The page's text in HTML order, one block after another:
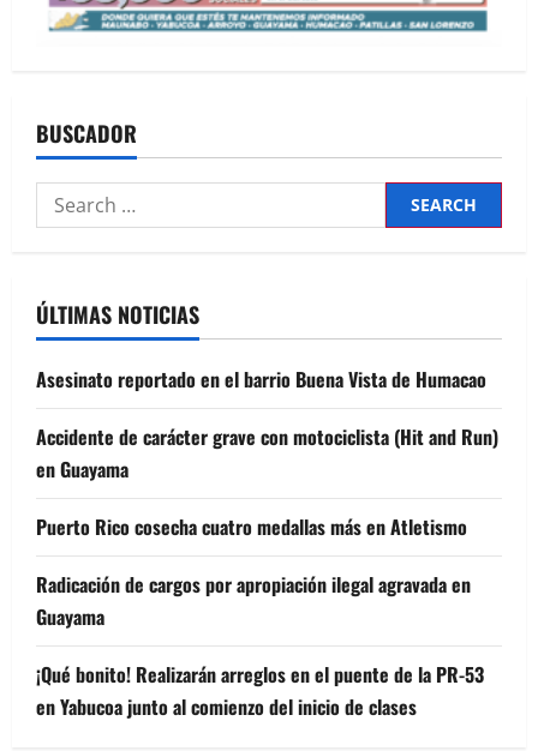
BUSCADOR
Search
for:
ÚLTIMAS NOTICIAS
Asesinato reportado en el barrio Buena Vista de Humacao
Accidente de carácter grave con motociclista (Hit and Run)
en Guayama
Puerto Rico cosecha cuatro medallas más en Atletismo
Radicación de cargos por apropiación ilegal agravada en
Guayama
¡Qué bonito! Realizarán arreglos en el puente de la PR-53
en Yabucoa junto al comienzo del inicio de clases